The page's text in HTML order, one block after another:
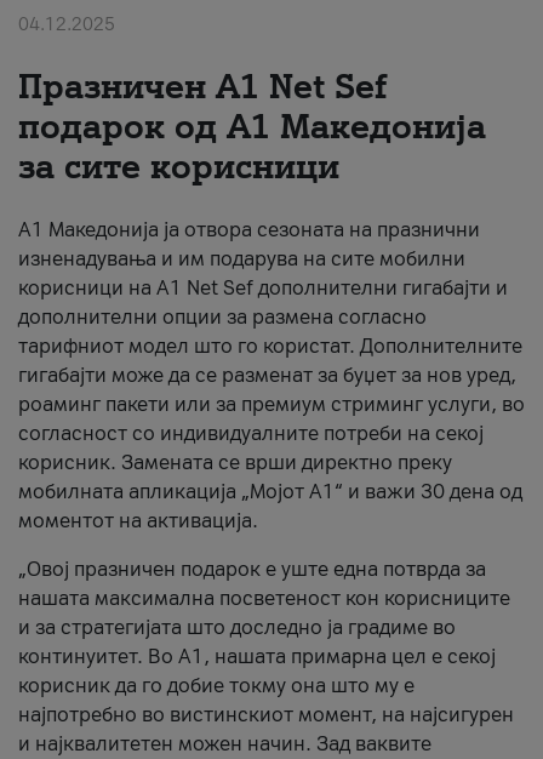
Надополни кредит
За нас
#ПодобарОнлајн
04.12.2025
Празничен A1 Net Sеf
подарок од А1 Македонија
за сите корисници
А1 Македонија ја отвора сезоната на празнични
изненадувања и им подарува на сите мобилни
корисници на A1 Net Sef дополнителни гигабајти и
дополнителни опции за размена согласно
тарифниот модел што го користат. Дополнителните
гигабајти може да се разменат за буџет за нов уред,
роаминг пакети или за премиум стриминг услуги, во
согласност со индивидуалните потреби на секој
корисник. Замената се врши директно преку
мобилната апликација „Мојот А1“ и важи 30 дена од
моментот на активација.
„Овој празничен подарок е уште една потврда за
нашата максимална посветеност кон корисниците
и за стратегијата што доследно ја градиме во
континуитет. Во А1, нашата примарна цел е секој
корисник да го добие токму она што му е
најпотребно во вистинскиот момент, на најсигурен
и најквалитетен можен начин. Зад ваквите